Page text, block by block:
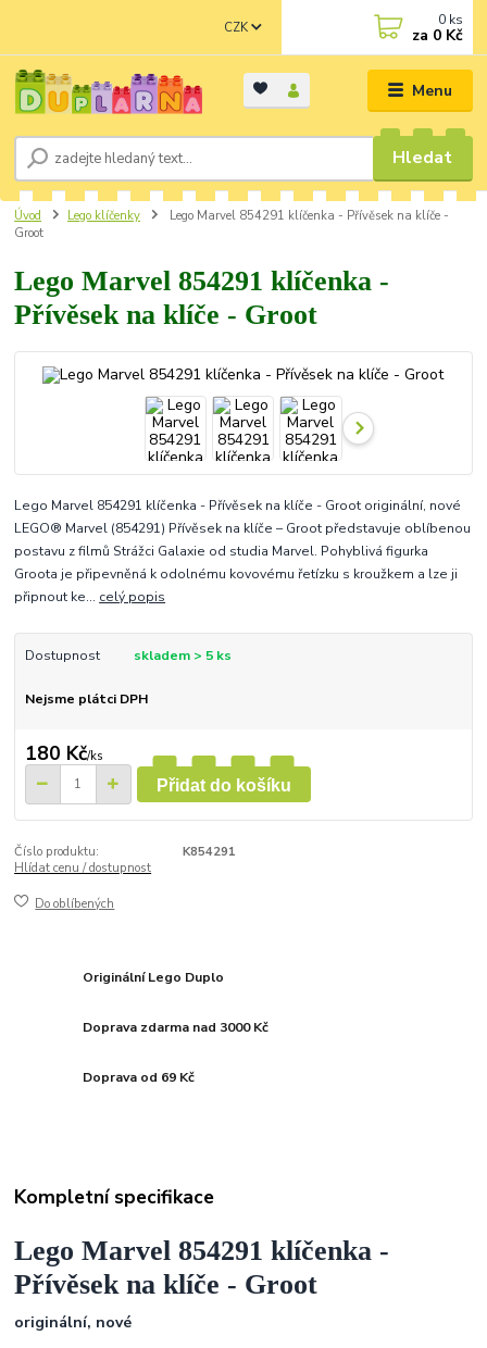
Menu
CZK
Hledat
0 ks
za 0 Kč
Úvod Lego klíčenky
Lego Marvel 854291 klíčenka - Přívěsek na klíče -
Groot
Lego Marvel 854291 klíčenka -
Přívěsek na klíče - Groot
Lego Marvel 854291 klíčenka - Přívěsek na klíče - Groot originální, nové
LEGO® Marvel (854291) Přívěsek na klíče – Groot představuje oblíbenou
postavu z filmů Strážci Galaxie od studia Marvel. Pohyblivá figurka
Groota je připevněná k odolnému kovovému řetízku s kroužkem a lze ji
připnout ke... celý popis
Dostupnost skladem > 5 ks
Nejsme plátci DPH
180 Kč/ks
Přidat do košíku
Číslo produktu:
K854291
Hlídat cenu / dostupnost
Do oblíbených
Originální Lego Duplo
Doprava zdarma nad 3000 Kč
Doprava od 69 Kč
Kompletní specifikace
Lego Marvel 854291 klíčenka -
Přívěsek na klíče - Groot
originální, nové